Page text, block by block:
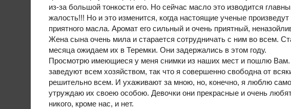
из-за большой тонкости его. Но сейчас масло это изводится
жалость!!! Но и это изменится, когда настоящие ученые
приятного масла. Аромат его сильный и очень приятный,
Жена сына очень мила и старается сотрудничать с ним во всем.
месяца ожидаем их в Теремки. Они задержались в этом году.
Просмотрю имеющиеся у меня снимки из наших мест и пошлю Вам.
заведуют всем хозяйством, так что я совершенно свободна от
решительно всем. И ухаживают за мною, но, конечно, я люблю
утруждаю их своею особою. Девочки они прекрасные и очень
никого, кроме нас, и нет.